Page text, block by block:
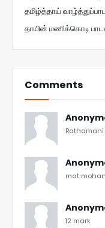
தமிழ்த்தாய்
தாயின் மணிக்கொடி
Comments
mat
12 mark